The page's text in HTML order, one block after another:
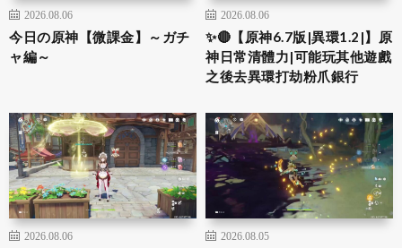
2026.08.06
今日の原神【微課金】～ガチ
ャ編～
2026.08.06
✨🔴【原神6.7版|異環1.2|】原
神日常清體力|可能玩其他遊戲
之後去異環打劫粉爪銀行
2026.08.06 2026.08.05